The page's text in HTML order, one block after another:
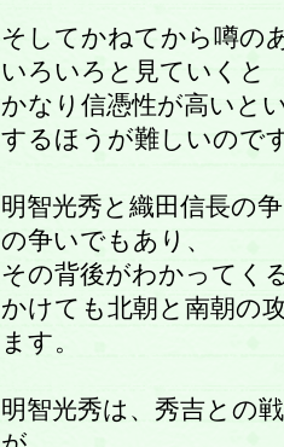
そしてかねてから噂の
いろいろと見ていくと
かなり信憑性が高いと
するほうが難しいので
明智光秀と織田信長の
の争いでもあり、
その背後がわかってく
かけても北朝と南朝の
ます。
明智光秀は、秀吉との